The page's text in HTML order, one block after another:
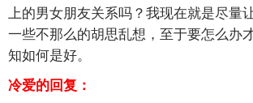
上的男女朋友关系吗？我现在就是尽量
一些不那么的胡思乱想，至于要怎么办
知如何是好。
冷爱的回复：